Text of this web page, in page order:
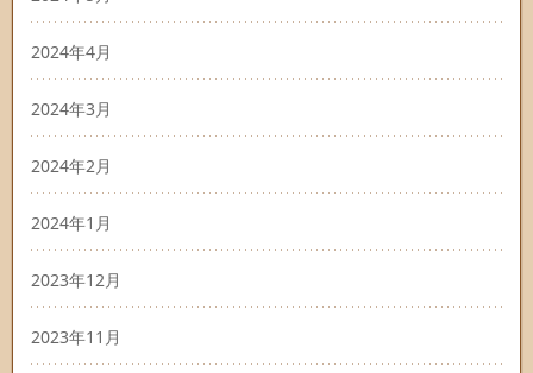
2024年4月
2024年3月
2024年2月
2024年1月
2023年12月
2023年11月